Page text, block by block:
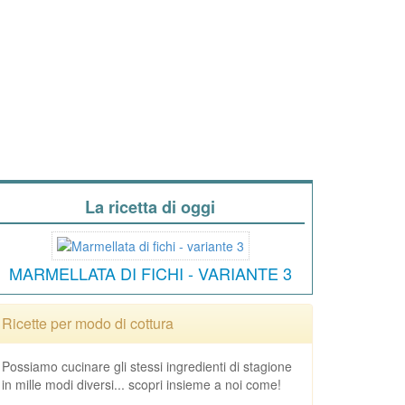
La ricetta di oggi
MARMELLATA DI FICHI - VARIANTE 3
Ricette per modo di cottura
Possiamo cucinare gli stessi ingredienti di stagione
in mille modi diversi... scopri insieme a noi come!